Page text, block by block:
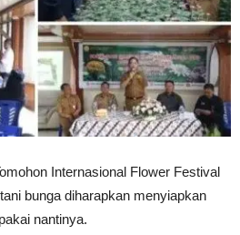
Internasional Flower Festival
bunga diharapkan menyiapkan
nantinya.